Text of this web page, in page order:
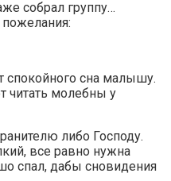
собрал группу…
сна малышу.
молебны у
либо Господу.
все равно нужна
спал, дабы сновидения